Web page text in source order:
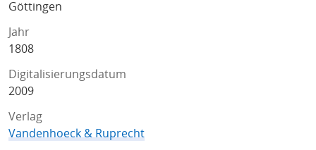
Göttingen
Jahr
1808
Digitalisierungsdatum
2009
Verlag
Vandenhoeck & Ruprecht